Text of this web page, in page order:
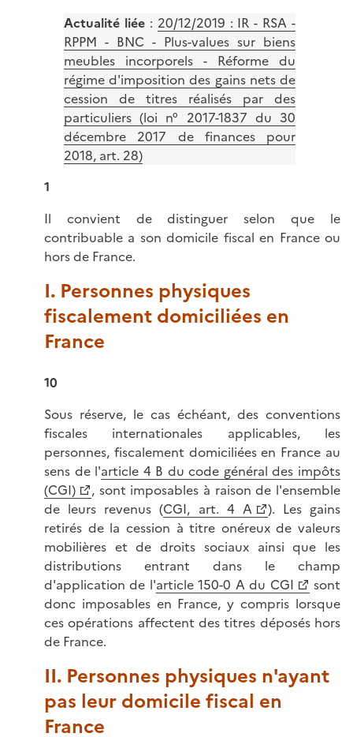
Actualité liée: 20/12/2019 : IR - RSA -
RPPM - BNC - Plus-values sur biens
meubles incorporels - Réforme du
régime d'imposition des gains nets de
cession de titres réalisés par des
particuliers (loi n° 2017-1837 du 30
décembre 2017 de finances pour
2018, art. 28)
1
Il convient de distinguer selon que le
contribuable a son domicile fiscal en France ou
hors de France.
I. Personnes physiques
fiscalement domiciliées en
France
10
Sous réserve, le cas échéant, des conventions
fiscales internationales applicables, les
personnes, fiscalement domiciliées en France au
sens de l'article 4 B du code général des impôts
(CGI)
, sont imposables à raison de l'ensemble
de leurs revenus (CGI, art. 4 A
). Les gains
retirés de la cession à titre onéreux de valeurs
mobilières et de droits sociaux ainsi que les
distributions entrant dans le champ
d'application de l'article 150-0 A du CGI
sont
donc imposables en France, y compris lorsque
ces opérations affectent des titres déposés hors
de France.
II. Personnes physiques n'ayant
pas leur domicile fiscal en
France